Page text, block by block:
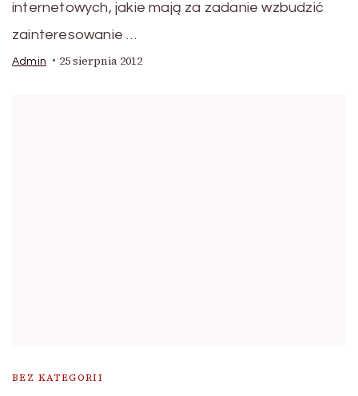
internetowych, jakie mają za zadanie wzbudzić
zainteresowanie …
Admin 25 sierpnia 2012
BEZ KATEGORII